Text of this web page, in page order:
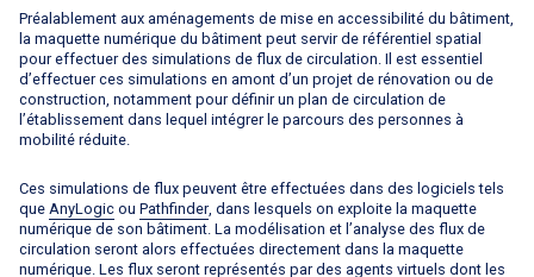
Préalablement aux aménagements de mise en accessibilité du bâtiment,
la maquette numérique du bâtiment peut servir de référentiel spatial
pour effectuer des simulations de flux de circulation. Il est essentiel
d’effectuer ces simulations en amont d’un projet de rénovation ou de
construction, notamment pour définir un plan de circulation de
l’établissement dans lequel intégrer le parcours des personnes à
mobilité réduite.
Ces simulations de flux peuvent être effectuées dans des logiciels tels
que AnyLogic ou Pathfinder, dans lesquels on exploite la maquette
numérique de son bâtiment. La modélisation et l’analyse des flux de
circulation seront alors effectuées directement dans la maquette
numérique. Les flux seront représentés par des agents virtuels dont les